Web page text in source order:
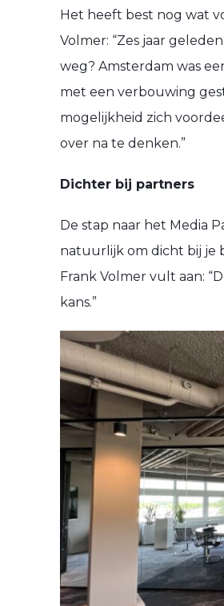
Het heeft best nog wat
Volmer: “Zes jaar
weg? Amsterdam was
met een verbouwing
mogelijkheid zich
over na te denken.”
Dichter bij partners
De stap naar het Media
natuurlijk om dicht bij je
Frank Volmer vult aan:
kans.”